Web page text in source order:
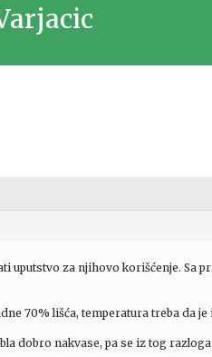
uputstvo za njihovo korišćenje. Sa
70% lišća, temperatura treba da je
dobro nakvase, pa se iz tog